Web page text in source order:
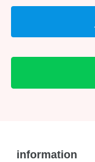
information